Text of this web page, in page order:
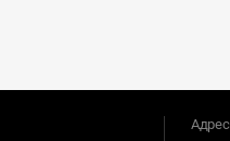
Адрес